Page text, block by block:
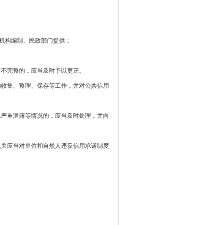
编制、民政部门提供；
整的，应当及时予以更正。
、整理、保存等工作，并对公共信用
泄露等情况的，应当及时处理，并向
应当对单位和自然人违反信用承诺制度